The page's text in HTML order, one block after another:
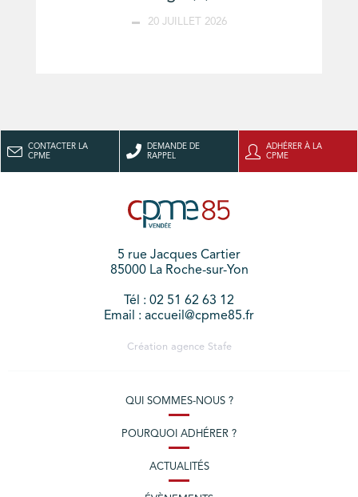
20 JUILLET 2026
CONTACTER LA
CPME
DEMANDE DE
RAPPEL
ADHÉRER À LA
CPME
5 rue Jacques Cartier
85000 La Roche-sur-Yon
Tél : 02 51 62 63 12
Email : accueil@cpme85.fr
Création agence Stafe
QUI SOMMES-NOUS ?
POURQUOI ADHÉRER ?
ACTUALITÉS